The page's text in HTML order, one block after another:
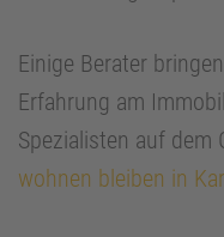
Einige Berater
Erfahrung am
Spezialisten auf dem
wohnen bleiben in